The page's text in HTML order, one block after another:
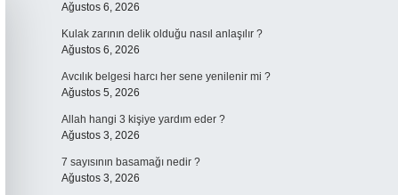
Ağustos 6, 2026
Kulak zarının delik olduğu nasıl anlaşılır ?
Ağustos 6, 2026
Avcılık belgesi harcı her sene yenilenir mi ?
Ağustos 5, 2026
Allah hangi 3 kişiye yardım eder ?
Ağustos 3, 2026
7 sayısının basamağı nedir ?
Ağustos 3, 2026